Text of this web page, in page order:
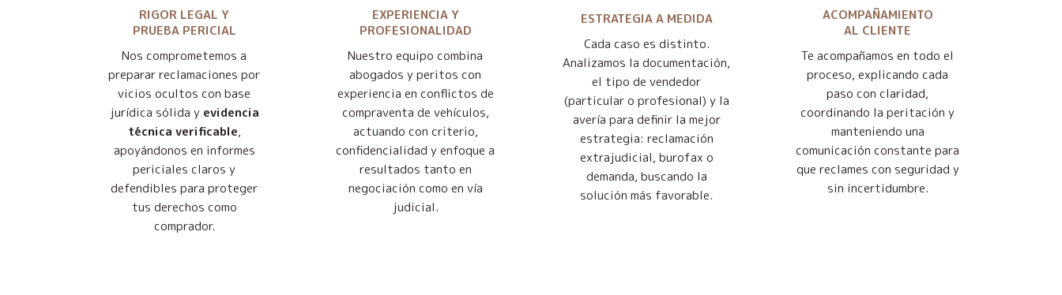
RIGOR LEGAL Y
PRUEBA PERICIAL
Nos comprometemos a
preparar reclamaciones por
vicios ocultos con base
jurídica sólida y evidencia
técnica verificable,
apoyándonos en informes
periciales claros y
defendibles para proteger
tus derechos como
comprador.
EXPERIENCIA Y
PROFESIONALIDAD
Nuestro equipo combina
abogados y peritos con
experiencia en conflictos de
compraventa de vehículos,
actuando con criterio,
confidencialidad y enfoque a
resultados tanto en
negociación como en vía
judicial.
ESTRATEGIA A MEDIDA
Cada caso es distinto.
Analizamos la documentación,
el tipo de vendedor
(particular o profesional) y la
avería para definir la mejor
estrategia: reclamación
extrajudicial, burofax o
demanda, buscando la
solución más favorable.
ACOMPAÑAMIENTO
AL CLIENTE
Te acompañamos en todo el
proceso, explicando cada
paso con claridad,
coordinando la peritación y
manteniendo una
comunicación constante para
que reclames con seguridad y
sin incertidumbre.